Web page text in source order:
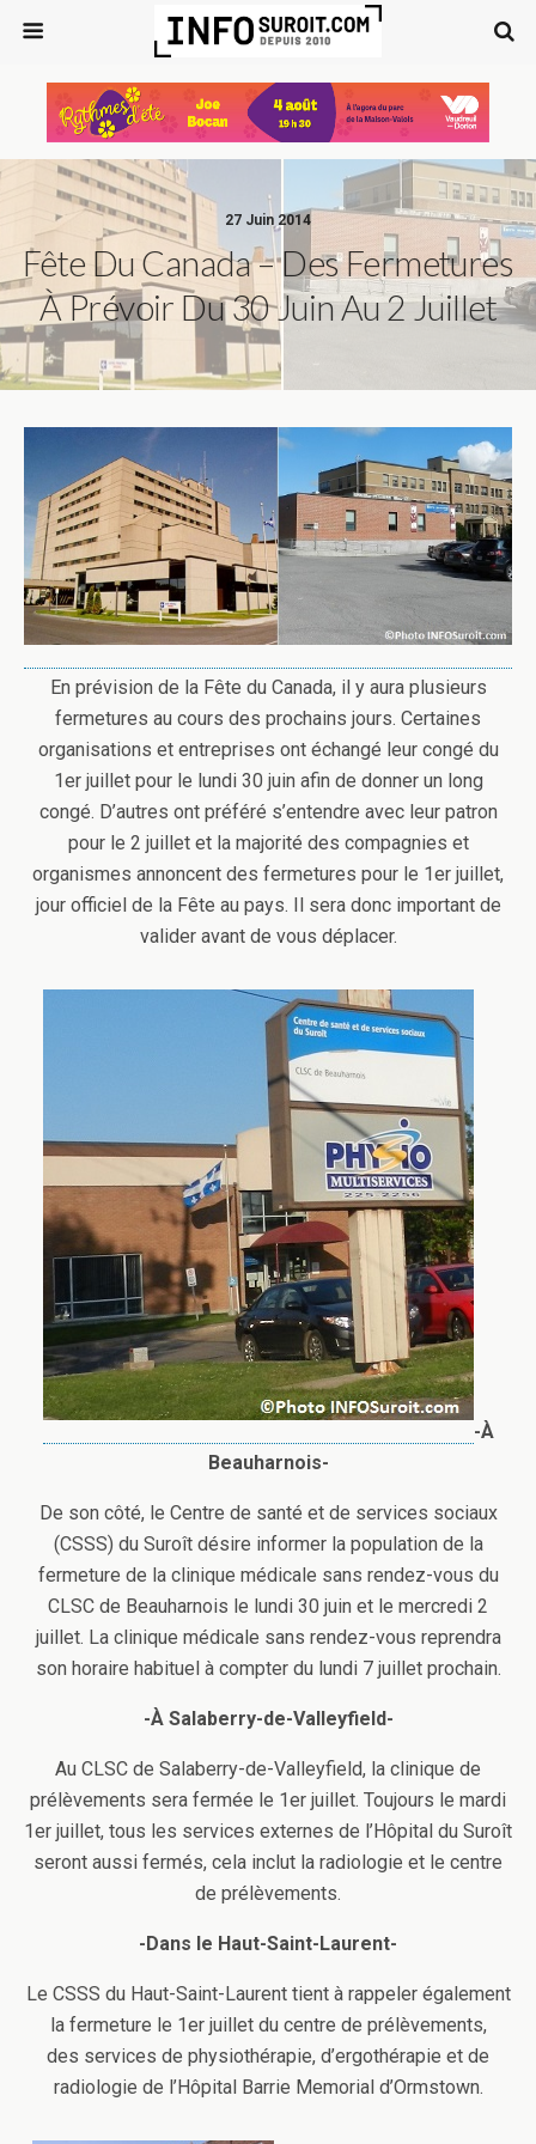
27 Juin 2014
Fête Du Canada – Des Fermetures
À Prévoir Du 30 Juin Au 2 Juillet
En prévision de la Fête du Canada, il y aura plusieurs
fermetures au cours des prochains jours. Certaines
organisations et entreprises ont échangé leur congé du
1er juillet pour le lundi 30 juin afin de donner un long
congé. D’autres ont préféré s’entendre avec leur patron
pour le 2 juillet et la majorité des compagnies et
organismes annoncent des fermetures pour le 1er juillet,
jour officiel de la Fête au pays. Il sera donc important de
valider avant de vous déplacer.
-À
Beauharnois-
De son côté, le Centre de santé et de services sociaux
(CSSS) du Suroît désire informer la population de la
fermeture de la clinique médicale sans rendez-vous du
CLSC de Beauharnois le lundi 30 juin et le mercredi 2
juillet. La clinique médicale sans rendez-vous reprendra
son horaire habituel à compter du lundi 7 juillet prochain.
-À Salaberry-de-Valleyfield-
Au CLSC de Salaberry-de-Valleyfield, la clinique de
prélèvements sera fermée le 1er juillet. Toujours le mardi
1er juillet, tous les services externes de l’Hôpital du Suroît
seront aussi fermés, cela inclut la radiologie et le centre
de prélèvements.
-Dans le Haut-Saint-Laurent-
Le CSSS du Haut-Saint-Laurent tient à rappeler également
la fermeture le 1er juillet du centre de prélèvements,
des services de physiothérapie, d’ergothérapie et de
radiologie de l’Hôpital Barrie Memorial d’Ormstown.